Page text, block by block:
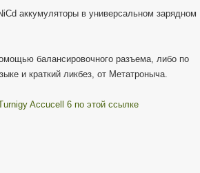
аккумуляторы в универсальном зарядном
балансировочного разъема, либо по
и краткий ликбез, от Метатроныча.
Accucell 6 по этой ссылке